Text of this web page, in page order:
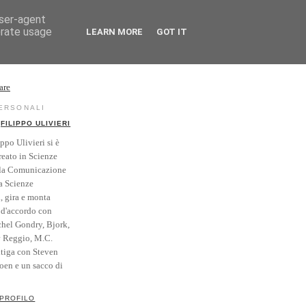
FILIPPO ULIVIERI
Ulivieri si è
in Scienze
Comunicazione
Scienze
gira e monta
con
Gondry, Bjork,
Reggio, M.C.
con Steven
e un sacco di
agent
usage
LEARN MORE GOT IT